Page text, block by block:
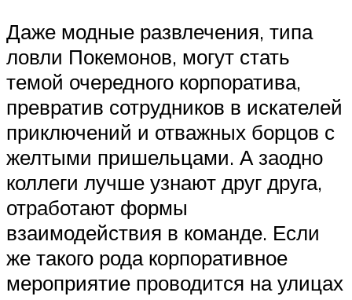
Даже модные развлечения, типа
ловли Покемонов, могут стать
темой очередного корпоратива,
превратив сотрудников в искателей
приключений и отважных борцов с
желтыми пришельцами. А заодно
коллеги лучше узнают друг друга,
отработают формы
взаимодействия в команде. Если
же такого рода корпоративное
мероприятие проводится на улицах